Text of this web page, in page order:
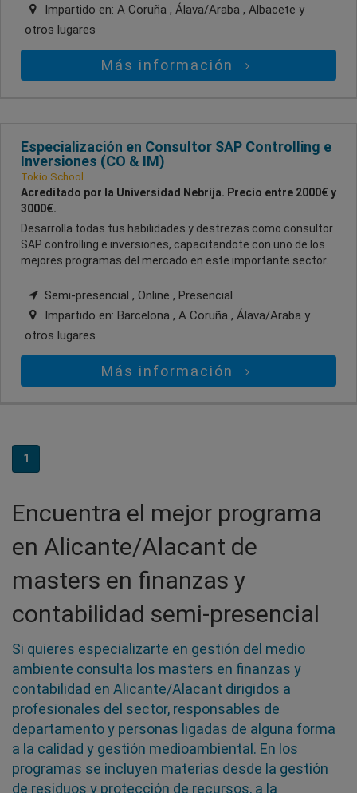
Impartido en: A Coruña , Álava/Araba , Albacete y
otros lugares
Más información
Especialización en Consultor SAP Controlling e
Inversiones (CO & IM)
Tokio School
Acreditado por la Universidad Nebrija. Precio entre 2000€ y
3000€.
Desarrolla todas tus habilidades y destrezas como consultor
SAP controlling e inversiones, capacitandote con uno de los
mejores programas del mercado en este importante sector.
Semi-presencial , Online , Presencial
Impartido en: Barcelona , A Coruña , Álava/Araba y
otros lugares
Más información
1
Encuentra el mejor programa
en Alicante/Alacant de
masters en finanzas y
contabilidad semi-presencial
Si quieres especializarte en gestión del medio
ambiente consulta los masters en finanzas y
contabilidad en Alicante/Alacant dirigidos a
profesionales del sector, responsables de
departamento y personas ligadas de alguna forma
a la calidad y gestión medioambiental. En los
programas se incluyen materias desde la gestión
de residuos y protección de recursos, a la